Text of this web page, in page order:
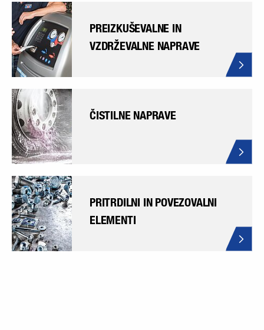
PREIZKUŠEVALNE IN
VZDRŽEVALNE NAPRAVE
ČISTILNE NAPRAVE
PRITRDILNI IN POVEZOVALNI
ELEMENTI